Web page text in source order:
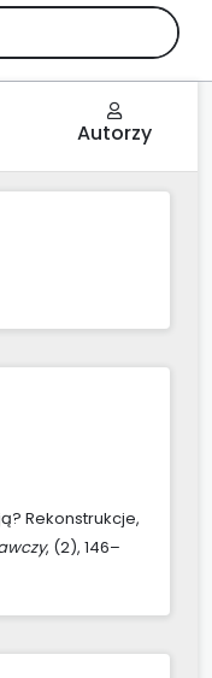
Autorzy
Rekonstrukcje,
, (2), 146–